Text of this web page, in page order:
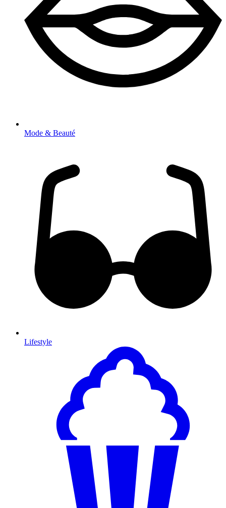
Mode & Beauté
Lifestyle